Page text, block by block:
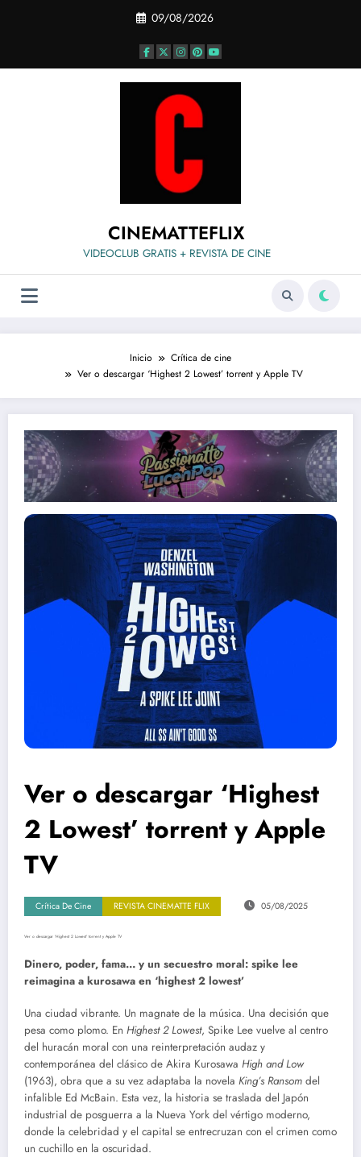
09/08/2026
CINEMATTEFLIX
VIDEOCLUB GRATIS + REVISTA DE CINE
Inicio
Crítica de cine
Ver o descargar ‘Highest 2 Lowest’ torrent y Apple TV
Ver o descargar ‘Highest
2 Lowest’ torrent y Apple
TV
Crítica De Cine REVISTA CINEMATTE FLIX 05/08/2025
Ver o descargar ‘Highest 2 Lowest’ torrent y Apple TV
Dinero, poder, fama… y un secuestro moral: spike lee
reimagina a kurosawa en ‘highest 2 lowest’
Una ciudad vibrante. Un magnate de la música. Una decisión que
pesa como plomo. En Highest 2 Lowest, Spike Lee vuelve al centro
del huracán moral con una reinterpretación audaz y
contemporánea del clásico de Akira Kurosawa High and Low
(1963), obra que a su vez adaptaba la novela King’s Ransom del
infalible Ed McBain. Esta vez, la historia se traslada del Japón
industrial de posguerra a la Nueva York del vértigo moderno,
donde la celebridad y el capital se entrecruzan con el crimen como
un cuchillo en la oscuridad.